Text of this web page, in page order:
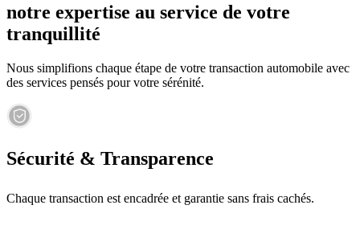
notre expertise au service de votre
tranquillité
Nous simplifions chaque étape de votre transaction automobile avec
des services pensés pour votre sérénité.
Sécurité & Transparence
Chaque transaction est encadrée et garantie sans frais cachés.